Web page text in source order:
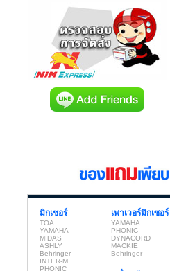
มิกเซอร์
TOA
YAMAHA
MIDAS
ASHLY
Behringer
INTER-M
PHONIC
เพาเวอร์มิกเซอร์
YAMAHA
PHONIC
DYNACORD
MACKIE
Behringer